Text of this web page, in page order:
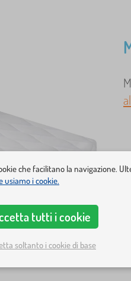
che facilitano la navigazione.
usiamo i cookie.
tutti i cookie
soltanto i cookie di base